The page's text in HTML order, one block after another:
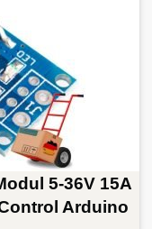
5-36V 15A
Arduino